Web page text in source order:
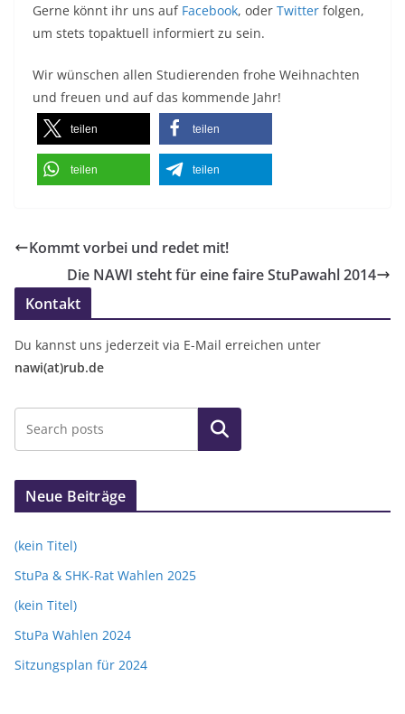
Gerne könnt ihr uns auf Facebook, oder Twitter folgen,
um stets topaktuell informiert zu sein.
Wir wünschen allen Studierenden frohe Weihnachten
und freuen und auf das kommende Jahr!
teilen teilen
teilen teilen
Kommt vorbei und redet mit!
Die NAWI steht für eine faire StuPawahl 2014
Kontakt
Du kannst uns jederzeit via E-Mail erreichen unter
nawi(at)rub.de
Suchen
Neue Beiträge
(kein Titel)
StuPa & SHK-Rat Wahlen 2025
(kein Titel)
StuPa Wahlen 2024
Sitzungsplan für 2024